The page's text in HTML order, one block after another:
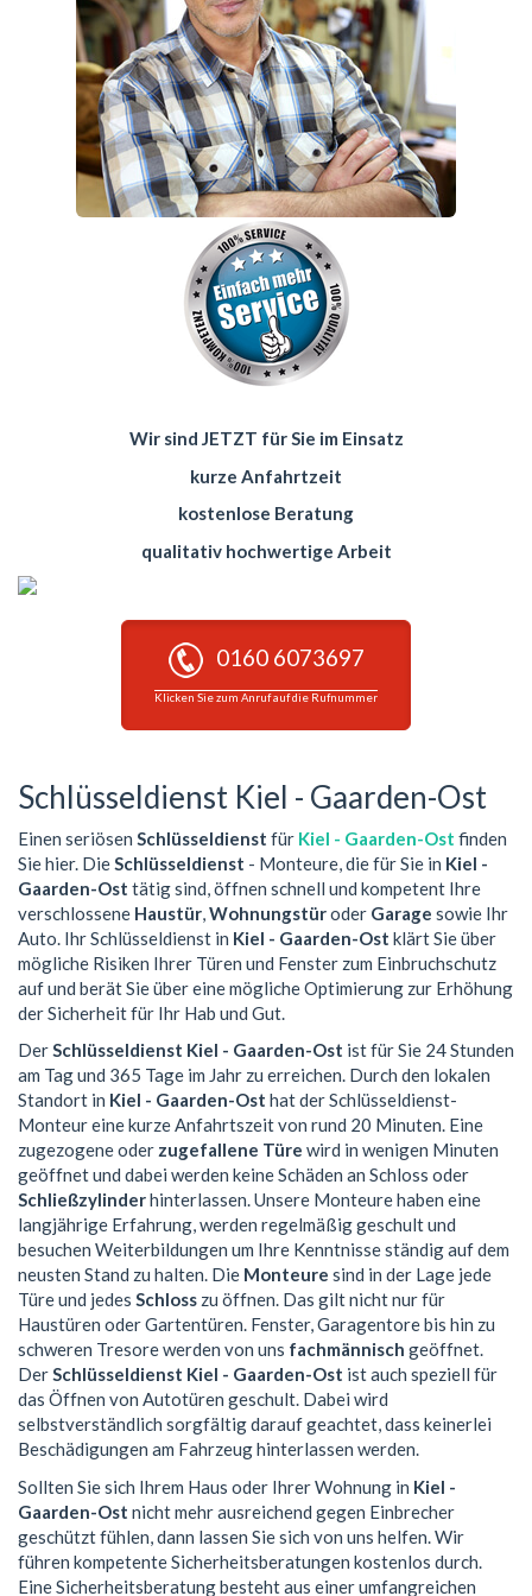
Wir sind JETZT für Sie im Einsatz
kurze Anfahrtzeit
kostenlose Beratung
qualitativ hochwertige Arbeit
0160 6073697
Klicken Sie zum Anruf auf die Rufnummer
Schlüsseldienst Kiel - Gaarden-Ost
Einen seriösen Schlüsseldienst für Kiel - Gaarden-Ost finden
Sie hier. DieSchlüsseldienst - Monteure, die für Sie in Kiel -
Gaarden-Ost tätig sind, öffnen schnell und kompetent Ihre
verschlossene Haustür,Wohnungstüroder Garage sowie Ihr
Auto. Ihr Schlüsseldienst in Kiel - Gaarden-Ost klärt Sie über
mögliche Risiken Ihrer Türen und Fenster zum Einbruchschutz
auf und berät Sie über eine mögliche Optimierung zur Erhöhung
der Sicherheit für Ihr Hab und Gut.
DerSchlüsseldienst Kiel - Gaarden-Ost ist für Sie 24 Stunden
am Tag und 365 Tage im Jahr zu erreichen. Durch den lokalen
Standort in Kiel - Gaarden-Ost hat der Schlüsseldienst-
Monteur eine kurze Anfahrtszeit von rund 20 Minuten. Eine
zugezogene oder zugefallene Türe wird in wenigen Minuten
geöffnet und dabei werden keine Schäden an Schloss oder
Schließzylinderhinterlassen. Unsere Monteure haben eine
langjährige Erfahrung, werden regelmäßig geschult und
besuchen Weiterbildungen um Ihre Kenntnisse ständig auf dem
neusten Stand zu halten. Die Monteure sind in der Lage jede
Türe und jedes Schloss zu öffnen. Das gilt nicht nur für
Haustüren oder Gartentüren. Fenster, Garagentore bis hin zu
schweren Tresore werden von uns fachmännisch geöffnet.
DerSchlüsseldienst Kiel - Gaarden-Ost ist auch speziell für
das Öffnen von Autotüren geschult. Dabei wird
selbstverständlich sorgfältig darauf geachtet, dass keinerlei
Beschädigungen am Fahrzeug hinterlassen werden.
Sollten Sie sich Ihrem Haus oder Ihrer Wohnung in Kiel -
Gaarden-Ost nicht mehr ausreichend gegen Einbrecher
geschützt fühlen, dann lassen Sie sich von uns helfen. Wir
führen kompetente Sicherheitsberatungen kostenlos durch.
Eine Sicherheitsberatung besteht aus einer umfangreichen